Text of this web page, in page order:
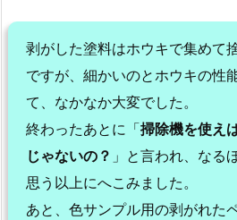
剥がした塗料はホウキで集めて
ですが、細かいのとホウキの性
て、なかなか大変でした。
終わったあとに「掃除機を使え
じゃないの？ 」と言われ、なる
思う以上にへこみました。
あと、色サンプル用の剥がれた